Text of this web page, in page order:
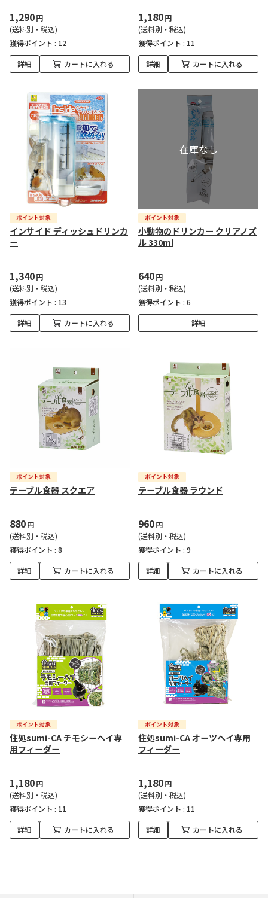
1,290円
(送料別・税込)
獲得ポイント : 12
詳細 カートに入れる
1,180円
(送料別・税込)
獲得ポイント : 11
詳細 カートに入れる
インサイド ディッシュドリンカ
ー
1,340円
(送料別・税込)
獲得ポイント : 13
詳細 カートに入れる
小動物のドリンカー クリアノズ
ル 330ml
640円
(送料別・税込)
獲得ポイント : 6
詳細
テーブル食器 スクエア
880円
(送料別・税込)
獲得ポイント : 8
詳細 カートに入れる
テーブル食器 ラウンド
960円
(送料別・税込)
獲得ポイント : 9
詳細 カートに入れる
住処sumi-CA チモシーヘイ専
用フィーダー
1,180円
(送料別・税込)
獲得ポイント : 11
詳細 カートに入れる
住処sumi-CA オーツヘイ専用
フィーダー
1,180円
(送料別・税込)
獲得ポイント : 11
詳細 カートに入れる